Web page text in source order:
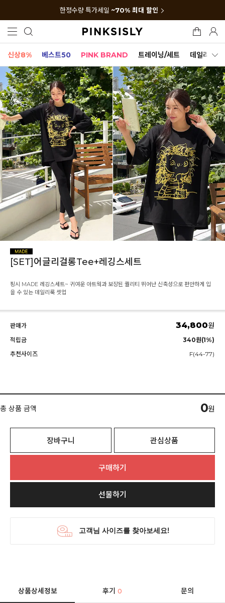
한정수량 특가세일 ~70% 최대 할인
신상8% 베스트50 PINK BRAND 트레이닝/세트 데일리세트
[SET]어글리걸롱Tee+레깅스세트
핑시 MADE 레깅스세트~ 귀여운 아트웍과 보장된 퀄리티 뛰어난 신축성으로 편안하게 입
을 수 있는 데일리룩 셋업
판매가 34,800원
적립금
340원(1%)
추천사이즈
F(44-77)
총 상품 금액 0원
장바구니 관심상품
구매하기
선물하기
상품상세정보 후기0 문의